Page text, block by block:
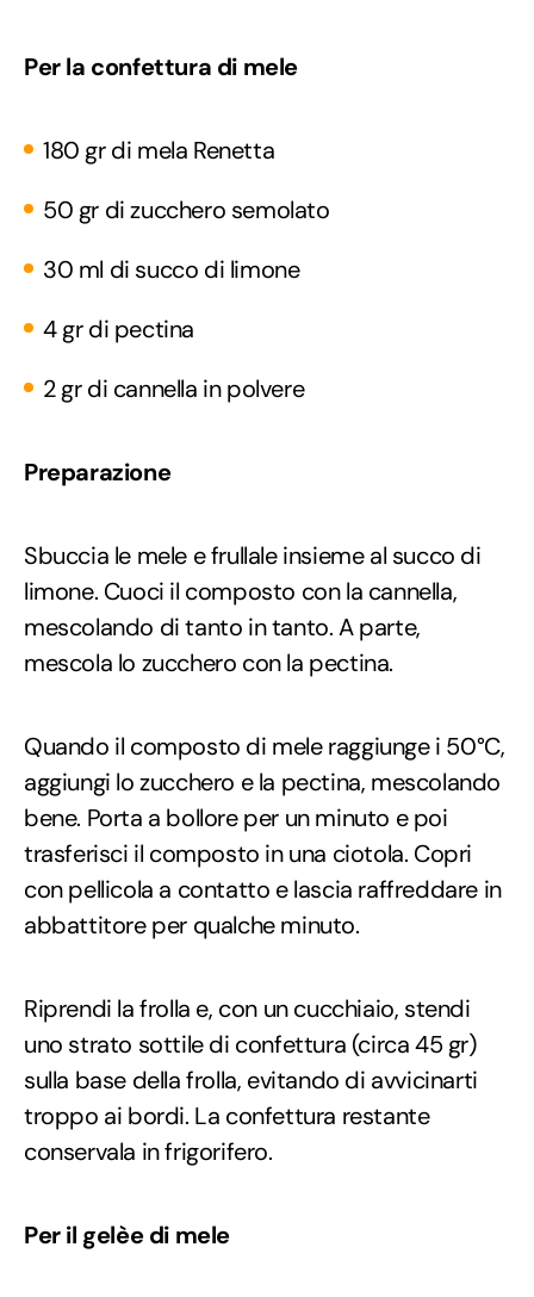
Per la confettura di mele
180 gr di mela Renetta
50 gr di zucchero semolato
30 ml di succo di limone
4 gr di pectina
2 gr di cannella in polvere
Preparazione
Sbuccia le mele e frullale insieme al succo di
limone. Cuoci il composto con la cannella,
mescolando di tanto in tanto. A parte,
mescola lo zucchero con la pectina.
Quando il composto di mele raggiunge i 50°C,
aggiungi lo zucchero e la pectina, mescolando
bene. Porta a bollore per un minuto e poi
trasferisci il composto in una ciotola. Copri
con pellicola a contatto e lascia raffreddare in
abbattitore per qualche minuto.
Riprendi la frolla e, con un cucchiaio, stendi
uno strato sottile di confettura (circa 45 gr)
sulla base della frolla, evitando di avvicinarti
troppo ai bordi. La confettura restante
conservala in frigorifero.
Per il gelèe di mele